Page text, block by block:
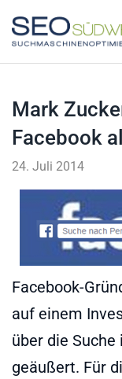
Skip to
Mark
Facebook
24. Juli 2014
Facebook-
auf einem
über die
geäußert. Für